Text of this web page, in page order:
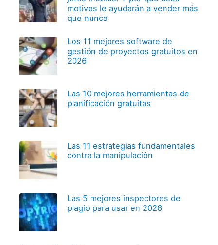
motivos le ayudarán a vender más
que nunca
Los 11 mejores software de
gestión de proyectos gratuitos en
2026
Las 10 mejores herramientas de
planificación gratuitas
Las 11 estrategias fundamentales
contra la manipulación
Las 5 mejores inspectores de
plagio para usar en 2026